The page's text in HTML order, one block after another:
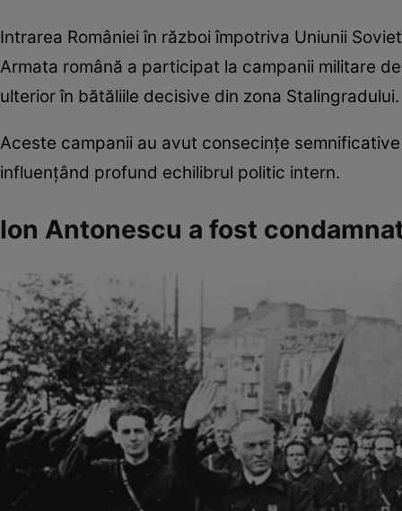
Intrarea României în război împotriva Uniunii
Armata română a participat la campanii militare
ulterior în bătăliile decisive din zona Stalingradului.
Aceste campanii au avut consecințe
influențând profund echilibrul politic intern.
Ion Antonescu a fost